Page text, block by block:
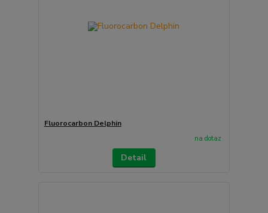
Fluorocarbon Delphin
na dotaz
Detail